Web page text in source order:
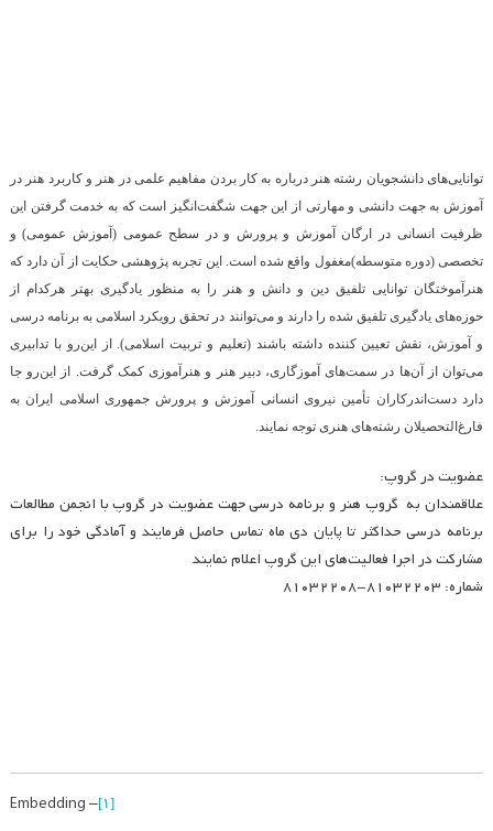
توانایی‌های دانشجویان رشته هنر درباره به کار بردن مفاهیم علمی در هنر و کاربرد هنر در
آموزش به جهت دانشی و مهارتی از این جهت شگفت‌انگیز است که به خدمت گرفتن این
ظرفیت انسانی در ارگان آموزش و پرورش و در سطح عمومی (آموزش عمومی) و
تخصصی (دوره متوسطه)مغفول واقع شده است. این تجربه پژوهشی حکایت از آن دارد که
هنر‌آموختگان توانایی تلفیق دین و دانش و هنر را به منظور یادگیری بهتر هرکدام از
حوزه‌های یادگیری تلفیق شده را دارند و می‌توانند در تحقق رویکرد اسلامی به برنامه درسی
و آموزش، نقش تعیین کننده داشته باشند (تعلیم و تربیت اسلامی). از این‌رو با تدابیری
می‌توان از آن‌ها در سمت‌های آموزگاری، دبیر هنر و هنرآموزی کمک گرفت. از این‌رو جا
دارد دست‌اندرکاران تأمین نیروی انسانی آموزش و پرورش جمهوری اسلامی ایران به
فارغ‌التحصیلان رشته‌های هنری توجه نمایند.
عضویت در گروپ:
علاقمندان به گروپ هنر و برنامه درسی جهت عضویت در گروپ با انجمن مطالعات
برنامه درسی حداکثر تا پایان دی ماه تماس حاصل فرمایند و آمادگی خود را برای
مشارکت در اجرا فعالیت‌های این گروپ اعلام نمایند
شماره: ۸۱۰۳۲۲۰۳-۸۱۰۳۲۲۰۸
[۱] – Embedding